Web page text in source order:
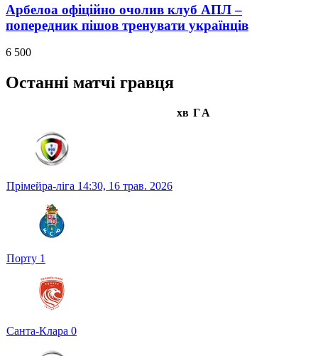
Арбелоа офіційно очолив клуб АПЛ –
попередник пішов тренувати українців
6 500
Останні матчі гравця
хв ГА
Прімейра-ліга 14:30, 16 трав. 2026
Порту 1
Санта-Клара 0